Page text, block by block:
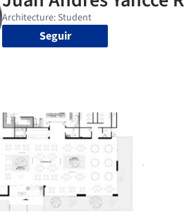
Seguir